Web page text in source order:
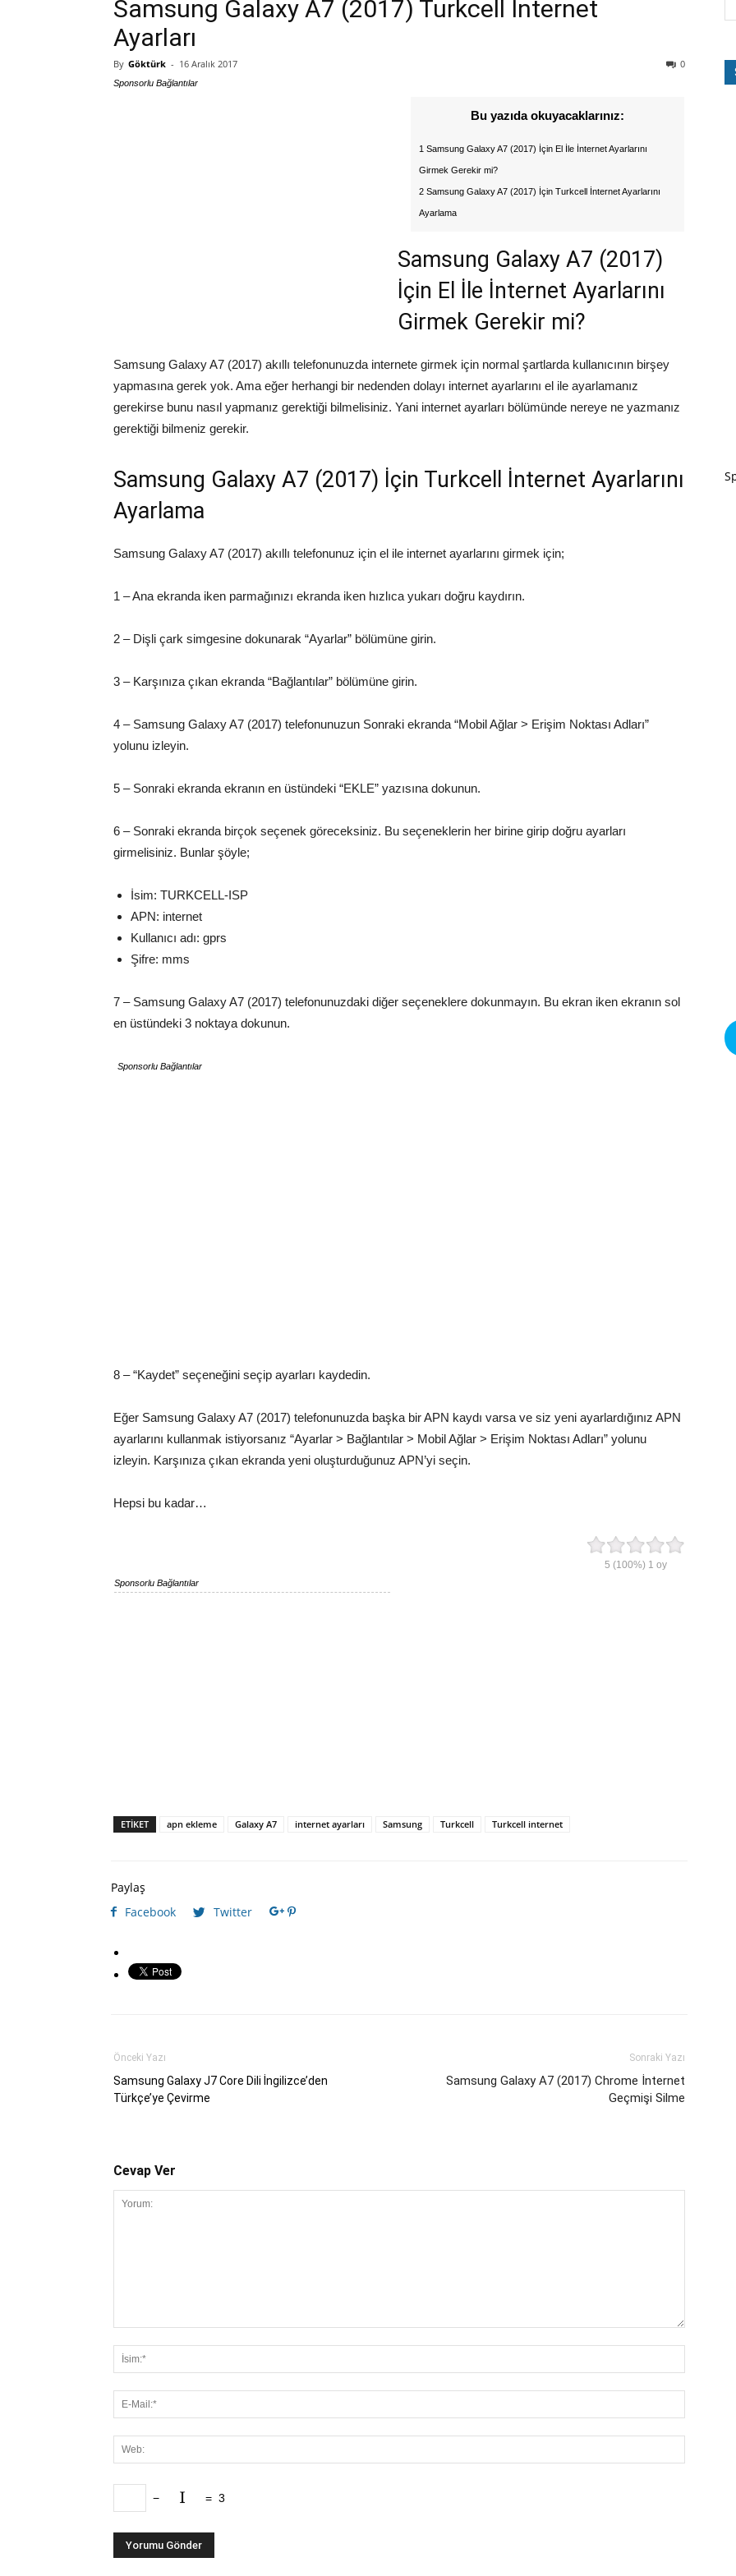
Samsung Galaxy A7 (2017) Turkcell İnternet
Ayarları
By Göktürk - 16 Aralık 2017 0
Sponsorlu Bağlantılar
Bu yazıda okuyacaklarınız:
1 Samsung Galaxy A7 (2017) İçin El İle İnternet Ayarlarını
Girmek Gerekir mi?
2 Samsung Galaxy A7 (2017) İçin Turkcell İnternet Ayarlarını
Ayarlama
Samsung Galaxy A7 (2017)
İçin El İle İnternet Ayarlarını
Girmek Gerekir mi?
Samsung Galaxy A7 (2017) akıllı telefonunuzda internete girmek için normal şartlarda kullanıcının birşey
yapmasına gerek yok. Ama eğer herhangi bir nedenden dolayı internet ayarlarını el ile ayarlamanız
gerekirse bunu nasıl yapmanız gerektiği bilmelisiniz. Yani internet ayarları bölümünde nereye ne yazmanız
gerektiği bilmeniz gerekir.
Samsung Galaxy A7 (2017) İçin Turkcell İnternet Ayarlarını
Ayarlama
Samsung Galaxy A7 (2017) akıllı telefonunuz için el ile internet ayarlarını girmek için;
1 – Ana ekranda iken parmağınızı ekranda iken hızlıca yukarı doğru kaydırın.
2 – Dişli çark simgesine dokunarak “Ayarlar” bölümüne girin.
3 – Karşınıza çıkan ekranda “Bağlantılar” bölümüne girin.
4 – Samsung Galaxy A7 (2017) telefonunuzun Sonraki ekranda “Mobil Ağlar > Erişim Noktası Adları”
yolunu izleyin.
5 – Sonraki ekranda ekranın en üstündeki “EKLE” yazısına dokunun.
6 – Sonraki ekranda birçok seçenek göreceksiniz. Bu seçeneklerin her birine girip doğru ayarları
girmelisiniz. Bunlar şöyle;
İsim: TURKCELL-ISP
APN: internet
Kullanıcı adı: gprs
Şifre: mms
7 – Samsung Galaxy A7 (2017) telefonunuzdaki diğer seçeneklere dokunmayın. Bu ekran iken ekranın sol
en üstündeki 3 noktaya dokunun.
Sponsorlu Bağlantılar
8 – “Kaydet” seçeneğini seçip ayarları kaydedin.
Eğer Samsung Galaxy A7 (2017) telefonunuzda başka bir APN kaydı varsa ve siz yeni ayarlardığınız APN
ayarlarını kullanmak istiyorsanız “Ayarlar > Bağlantılar > Mobil Ağlar > Erişim Noktası Adları” yolunu
izleyin. Karşınıza çıkan ekranda yeni oluşturduğunuz APN’yi seçin.
Hepsi bu kadar…
5 (100%) 1 oy
Sponsorlu Bağlantılar
ETIKET apn ekleme Galaxy A7 internet ayarları Samsung Turkcell Turkcell internet
Paylaş
Facebook
Twitter
Önceki Yazı
Samsung Galaxy J7 Core Dili İngilizce’den
Türkçe’ye Çevirme
Sonraki Yazı
Samsung Galaxy A7 (2017) Chrome İnternet
Geçmişi Silme
Cevap Ver
− = 3